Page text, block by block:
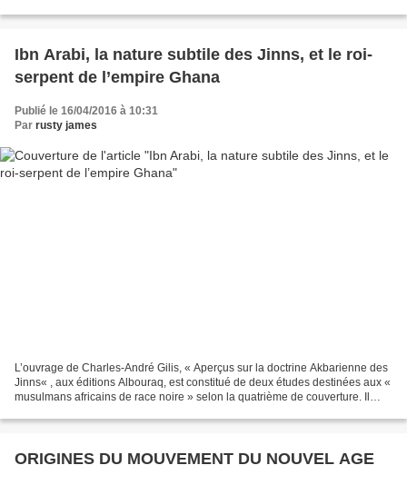
Ibn Arabi, la nature subtile des Jinns, et le roi-
serpent de l’empire Ghana
Publié le 16/04/2016 à 10:31
Par rusty james
L’ouvrage de Charles-André Gilis, « Aperçus sur la doctrine Akbarienne des
Jinns« , aux éditions Albouraq, est constitué de deux études destinées aux «
musulmans africains de race noire » selon la quatrième de couverture. Il
ORIGINES DU MOUVEMENT DU NOUVEL AGE